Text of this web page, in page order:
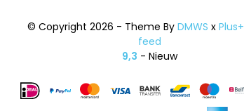
© Copyright 2026 - Theme ByDMWS xPlus+
feed
9,3 - Nieuw